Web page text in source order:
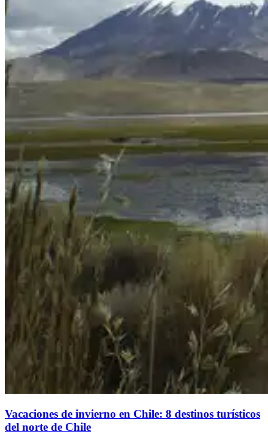
Vacaciones de invierno en Chile: 8 destinos turísticos
del norte de Chile